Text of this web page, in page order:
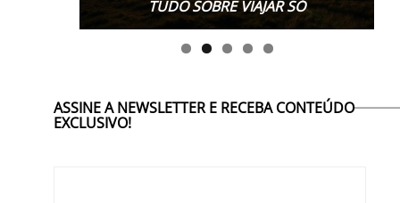
TUDO SOBRE VIAJAR SÓ
ASSINE A NEWSLETTER E RECEBA CONTEÚDO
EXCLUSIVO!